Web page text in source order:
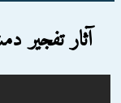
آثار